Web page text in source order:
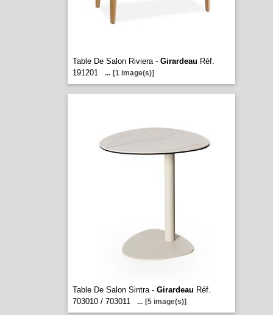
Table De Salon Riviera - Girardeau Réf.
191201
... [1 image(s)]
Table De Salon Sintra - Girardeau Réf.
703010 / 703011
... [5 image(s)]